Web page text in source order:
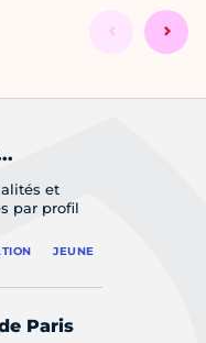
et
par profil
JEUNE
Paris